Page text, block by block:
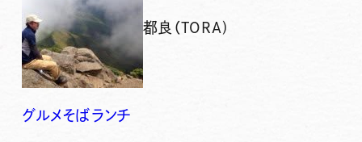
都良（TORA)
グルメそばランチ